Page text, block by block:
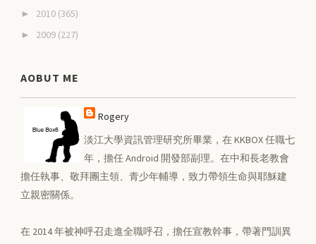
► 2010 (365)
► 2009 (227)
AOBUT ME
Rogery
淡江大學資訊管理研究所畢業，在 KKBOX 任職七
年，擔任 Android 開發部副理。在中和長老教會
擔任執事、敬拜團主領、青少年輔導，致力帶領生命與耶穌建
立親密關係。
在 2014 年被神呼召走進全職呼召，擔任宣教幹事，帶著門訓異